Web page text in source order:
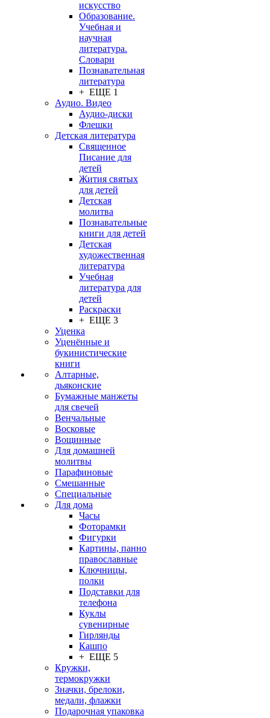
искусство
Образование.
Учебная и
научная
литература.
Словари
Познавательная
литература
+ ЕЩЕ 1
Аудио. Видео
Аудио-диски
Флешки
Детская литература
Священное
Писание для
детей
Жития святых
для детей
Детская
молитва
Познавательные
книги для детей
Детская
художественная
литература
Учебная
литература для
детей
Раскраски
+ ЕЩЕ 3
Уценка
Уценённые и
букинистические
книги
Алтарные,
дьяконские
Бумажные манжеты
для свечей
Венчальные
Восковые
Вощинные
Для домашней
молитвы
Парафиновые
Смешанные
Специальные
Для дома
Часы
Фоторамки
Фигурки
Картины, панно
православные
Ключницы,
полки
Подставки для
телефона
Куклы
сувенирные
Гирлянды
Кашпо
+ ЕЩЕ 5
Кружки,
термокружки
Значки, брелоки,
медали, флажки
Подарочная упаковка